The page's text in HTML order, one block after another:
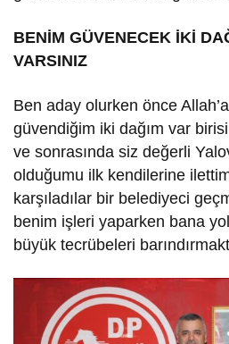
BENİM GÜVENECEK İKİ
VARSINIZ
Ben aday olurken önce
güvendiğim iki dağım var
ve sonrasında siz değerli
olduğumu ilk kendilerine
karşıladılar bir belediyeci
benim işleri yaparken bana
büyük tecrübeleri